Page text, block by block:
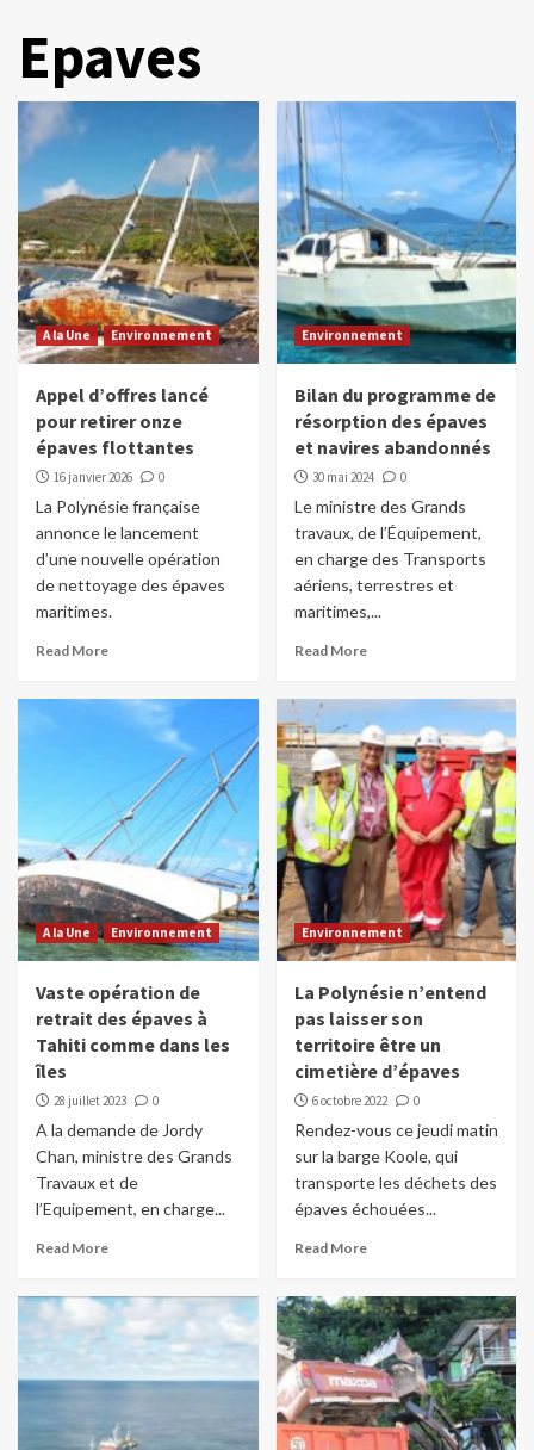
Epaves
A la Une Environnement
Appel d’offres lancé
pour retirer onze
épaves flottantes
16 janvier 2026 0
La Polynésie française
annonce le lancement
d’une nouvelle opération
de nettoyage des épaves
maritimes.
Read More
Environnement
Bilan du programme de
résorption des épaves
et navires abandonnés
30 mai 2024 0
Le ministre des Grands
travaux, de l’Équipement,
en charge des Transports
aériens, terrestres et
maritimes,...
Read More
A la Une Environnement
Vaste opération de
retrait des épaves à
Tahiti comme dans les
îles
28 juillet 2023 0
A la demande de Jordy
Chan, ministre des Grands
Travaux et de
l’Equipement, en charge...
Read More
Environnement
La Polynésie n’entend
pas laisser son
territoire être un
cimetière d’épaves
6 octobre 2022 0
Rendez-vous ce jeudi matin
sur la barge Koole, qui
transporte les déchets des
épaves échouées...
Read More